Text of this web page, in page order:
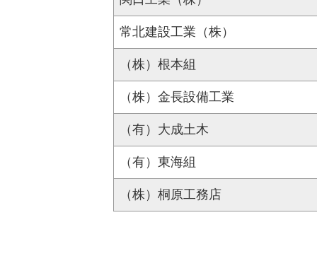
常北建設工業（株）
（株）根本組
（株）金長設備工業
（有）大成土木
（有）東海組
（株）桐原工務店